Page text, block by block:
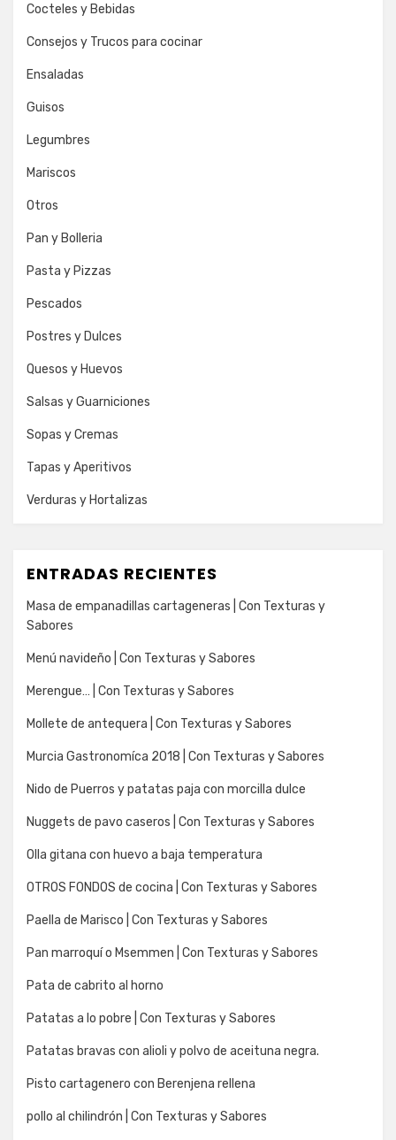
Cocteles y Bebidas
Consejos y Trucos para cocinar
Ensaladas
Guisos
Legumbres
Mariscos
Otros
Pan y Bolleria
Pasta y Pizzas
Pescados
Postres y Dulces
Quesos y Huevos
Salsas y Guarniciones
Sopas y Cremas
Tapas y Aperitivos
Verduras y Hortalizas
ENTRADAS RECIENTES
Masa de empanadillas cartageneras | Con Texturas y
Sabores
Menú navideño | Con Texturas y Sabores
Merengue… | Con Texturas y Sabores
Mollete de antequera | Con Texturas y Sabores
Murcia Gastronomíca 2018 | Con Texturas y Sabores
Nido de Puerros y patatas paja con morcilla dulce
Nuggets de pavo caseros | Con Texturas y Sabores
Olla gitana con huevo a baja temperatura
OTROS FONDOS de cocina | Con Texturas y Sabores
Paella de Marisco | Con Texturas y Sabores
Pan marroquí o Msemmen | Con Texturas y Sabores
Pata de cabrito al horno
Patatas a lo pobre | Con Texturas y Sabores
Patatas bravas con alioli y polvo de aceituna negra.
Pisto cartagenero con Berenjena rellena
pollo al chilindrón | Con Texturas y Sabores